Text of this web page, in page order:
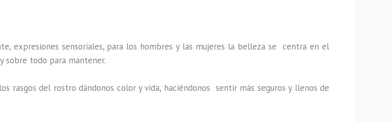
expresiones sensoriales, para los hombres y las mujeres la belleza se centra en el
sobre todo para mantener.
rasgos del rostro dándonos color y vida, haciéndonos sentir más seguros y llenos de